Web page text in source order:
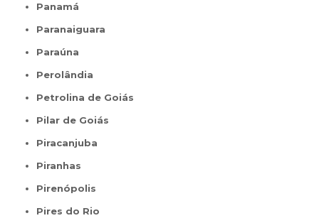
Panamá
Paranaiguara
Paraúna
Perolândia
Petrolina de Goiás
Pilar de Goiás
Piracanjuba
Piranhas
Pirenópolis
Pires do Rio